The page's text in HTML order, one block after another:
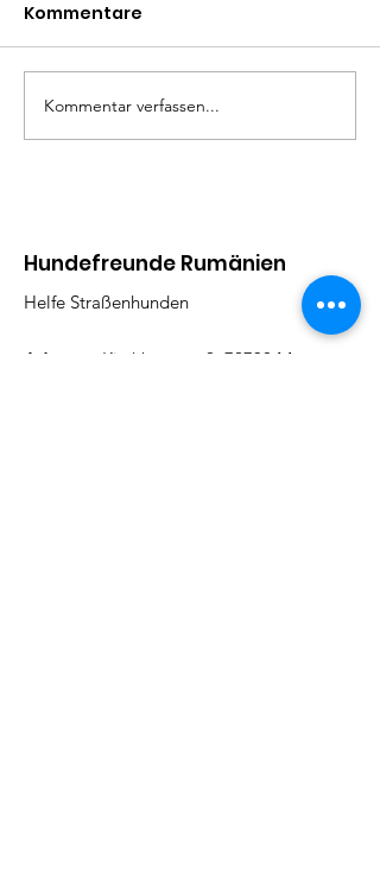
Kommentare
Kommentar verfassen...
Hundefreunde Rumänien
Helfe Straßenhunden
Adresse: Kirchbergstr. 9, 79730 Murg